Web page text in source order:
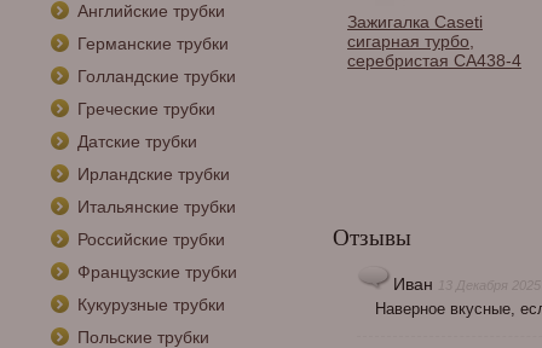
Английские трубки
Германские трубки
Голландские трубки
Греческие трубки
Датские трубки
Ирландские трубки
Итальянские трубки
Российские трубки
Французские трубки
Кукурузные трубки
Польские трубки
Зажигалка Lotus CEO
Chrome & Black 6640
Зажигалка Caseti
сигарная турбо,
серебристая CA438-4
Отзывы
Иван 13 Декабря
Наверное вкусные,